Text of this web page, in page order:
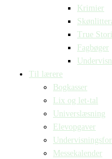
Krimier
True
Fagbøger
Til lærere
Bogkasser
Lix og let-tal
Universlæsning
Elevopgaver
Messekalender